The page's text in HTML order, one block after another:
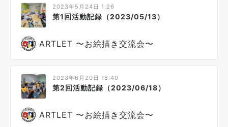
2023年5月24日 1:26
第1回活動記録（2023/05/13）
ARTLET 〜お絵描き交流会〜
2023年6月20日 18:40
第2回活動記録（2023/06/18）
ARTLET 〜お絵描き交流会〜